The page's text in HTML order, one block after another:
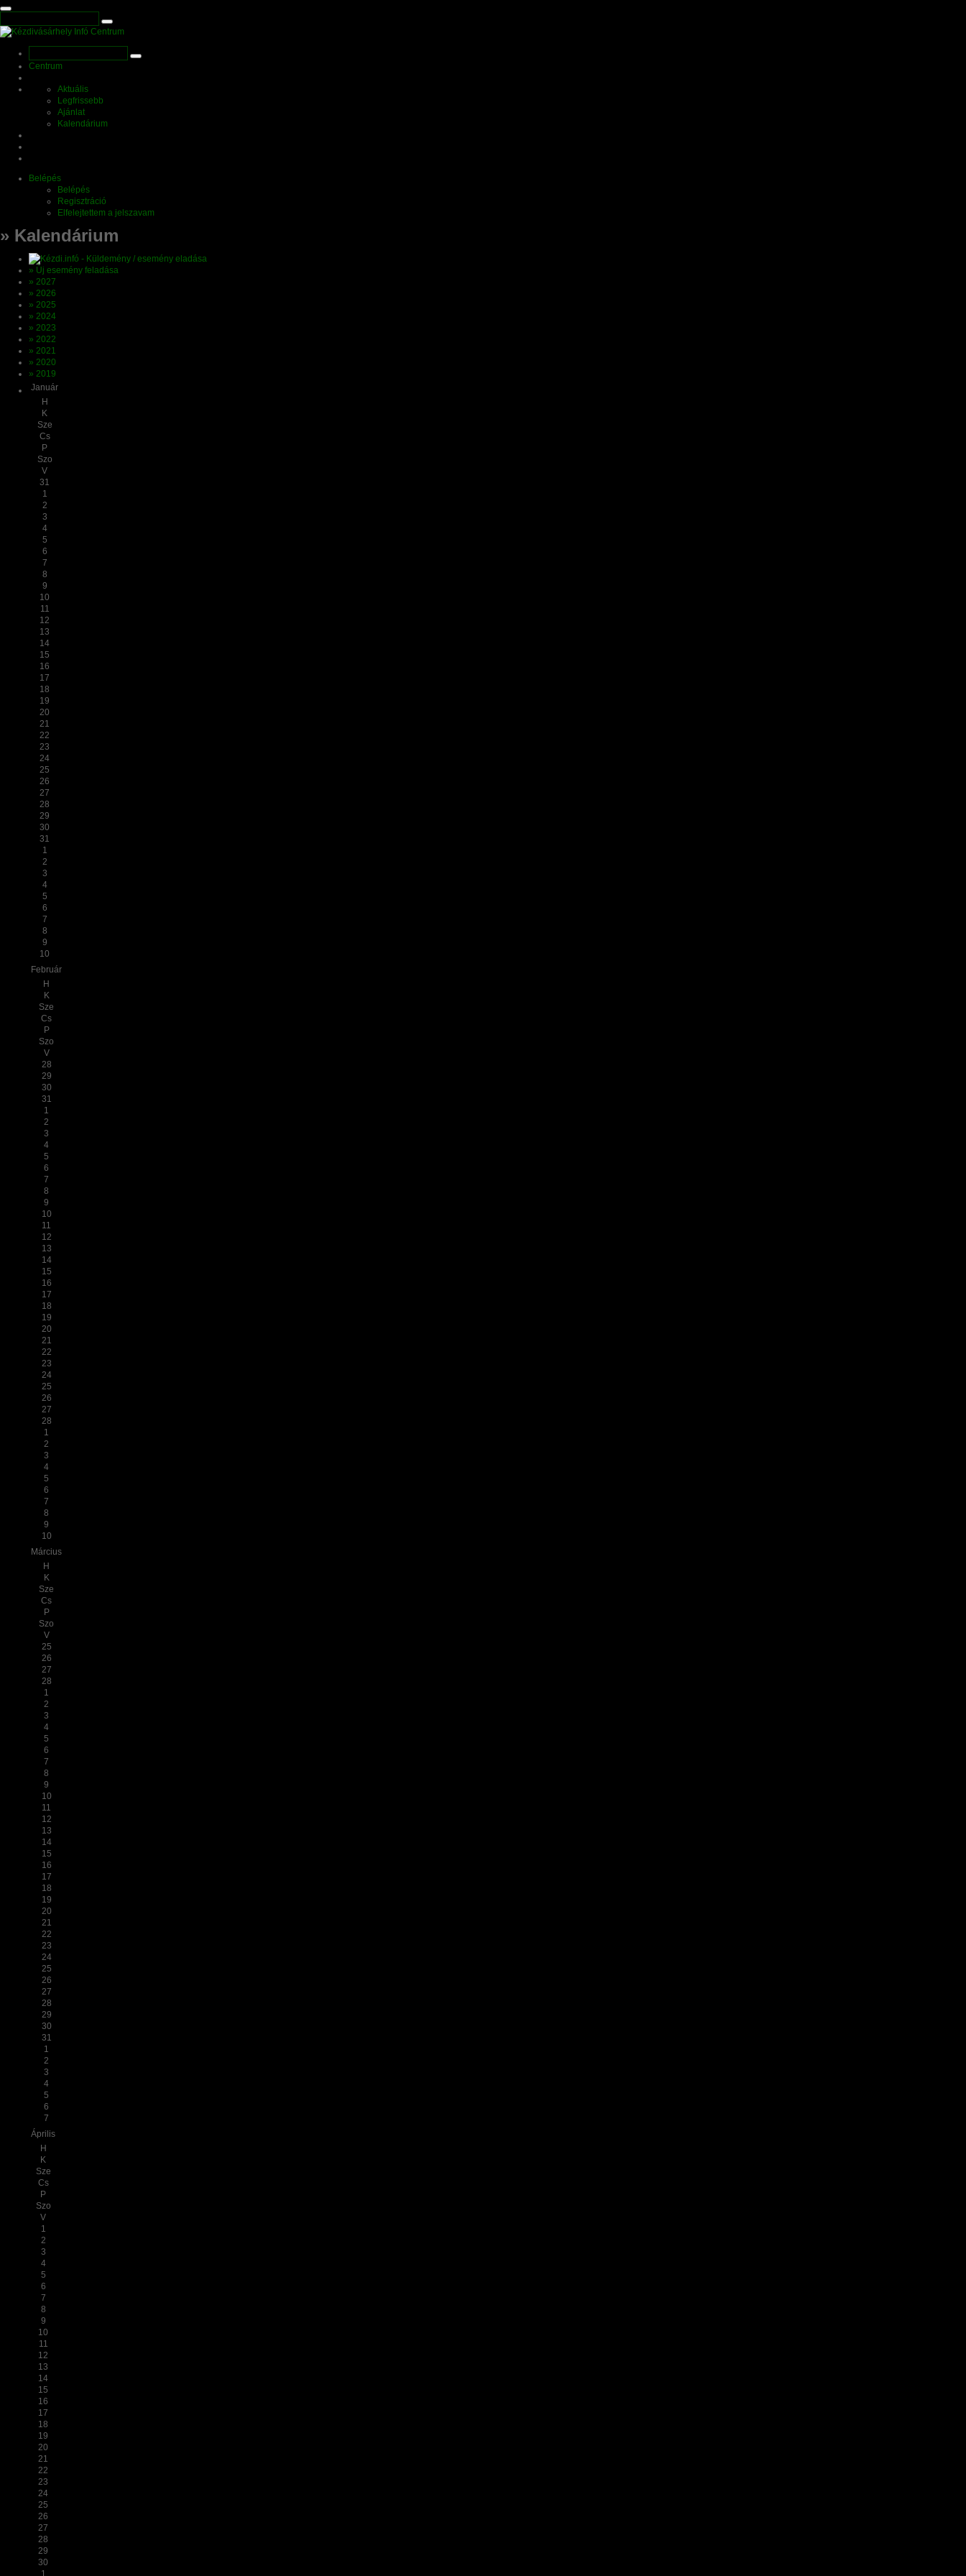
Centrum
Aktuális
Legfrissebb
Ajánlat
Kalendárium
Belépés
Belépés
Regisztráció
Elfelejtettem a jelszavam
» Kalendárium
» Új esemény feladása
» 2027
» 2026
» 2025
» 2024
» 2023
» 2022
» 2021
» 2020
» 2019
Január
H
K
Sze
Cs
P
Szo
V
31
1
2
3
4
5
6
7
8
9
10
11
12
13
14
15
16
17
18
19
20
21
22
23
24
25
26
27
28
29
30
31
1
2
3
4
5
6
7
8
9
10
Február
H
K
Sze
Cs
P
Szo
V
28
29
30
31
1
2
3
4
5
6
7
8
9
10
11
12
13
14
15
16
17
18
19
20
21
22
23
24
25
26
27
28
1
2
3
4
5
6
7
8
9
10
Március
H
K
Sze
Cs
P
Szo
V
25
26
27
28
1
2
3
4
5
6
7
8
9
10
11
12
13
14
15
16
17
18
19
20
21
22
23
24
25
26
27
28
29
30
31
1
2
3
4
5
6
7
Április
H
K
Sze
Cs
P
Szo
V
1
2
3
4
5
6
7
8
9
10
11
12
13
14
15
16
17
18
19
20
21
22
23
24
25
26
27
28
29
30
1